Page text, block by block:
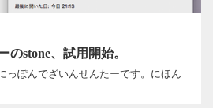
のstone、試用開始。
っぽんでざいんせんたーです。にほん